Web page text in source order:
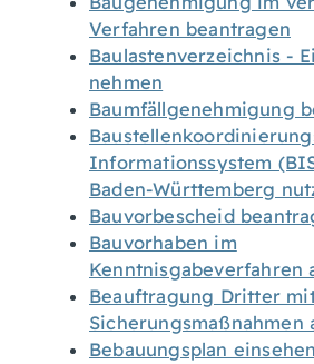
Verfahren beantragen
Baulastenverzeichnis -
nehmen
Baumfällgenehmigung
Informationssystem
Baden-Württemberg
Bauvorbescheid
Bauvorhaben im
Kenntnisgabeverfahren
Beauftragung Dritter
Sicherungsmaßnahmen
Bebauungsplan einsehen